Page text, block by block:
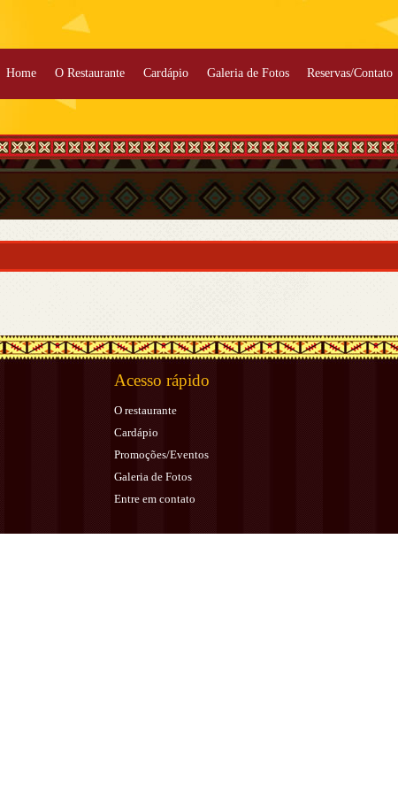
Home O Restaurante Cardápio Galeria de Fotos Reservas/Contato
Acesso rápido
O restaurante
Cardápio
Promoções/Eventos
Galeria de Fotos
Entre em contato